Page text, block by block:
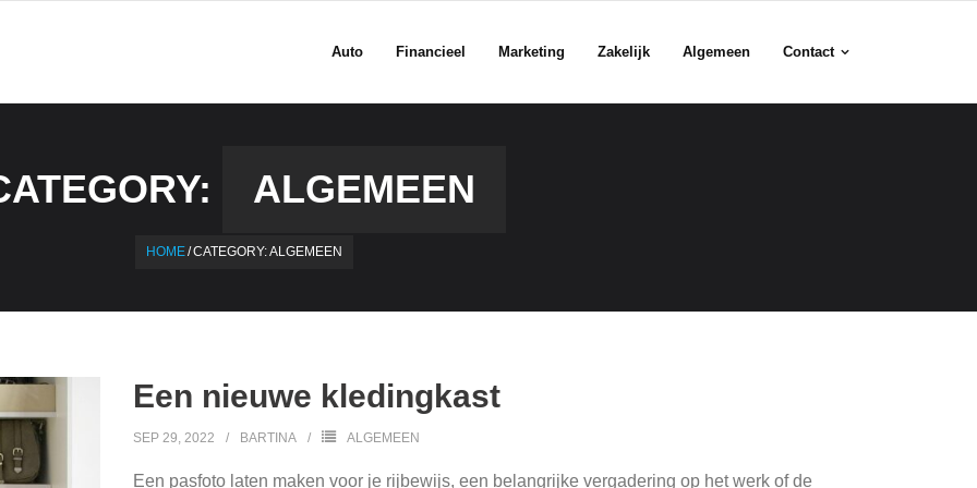
Auto Financieel Marketing Zakelijk Algemeen Contact
ALGEMEEN
HOME/CATEGORY:ALGEMEEN
Een nieuwe kledingkast
SEP 29, 2022 BARTINA ALGEMEEN
Een pasfoto laten maken voor je rijbewijs, een belangrijke vergadering op het werk of de